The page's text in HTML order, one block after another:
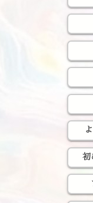
初